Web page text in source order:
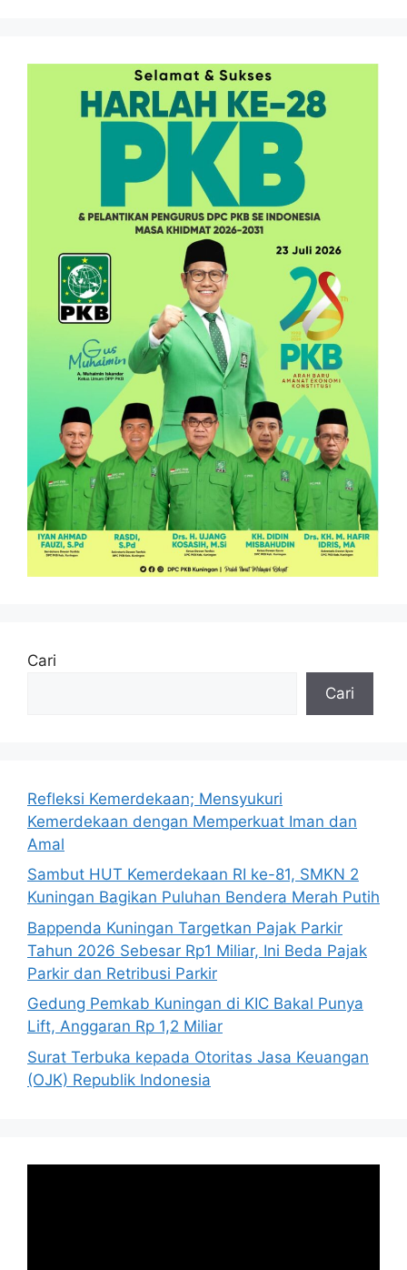
Cari
Cari
Refleksi Kemerdekaan; Mensyukuri
Kemerdekaan dengan Memperkuat Iman dan
Amal
Sambut HUT Kemerdekaan RI ke-81, SMKN 2
Kuningan Bagikan Puluhan Bendera Merah Putih
Bappenda Kuningan Targetkan Pajak Parkir
Tahun 2026 Sebesar Rp1 Miliar, Ini Beda Pajak
Parkir dan Retribusi Parkir
Gedung Pemkab Kuningan di KIC Bakal Punya
Lift, Anggaran Rp 1,2 Miliar
Surat Terbuka kepada Otoritas Jasa Keuangan
(OJK) Republik Indonesia